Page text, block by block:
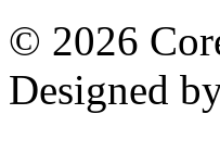
© 2026
Designed